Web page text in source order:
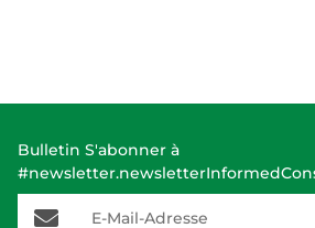
Bulletin S'abonner à
E-Mail-Adresse